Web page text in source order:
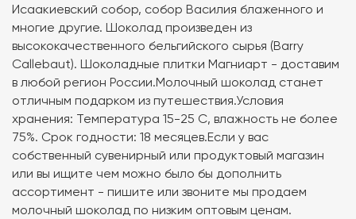
Исаакиевский собор, собор Василия блаженного и
многие другие. Шоколад произведен из
высококачественного бельгийского сырья (Barry
Callebaut). Шоколадные плитки Магниарт - доставим
в любой регион России.Молочный шоколад станет
отличным подарком из путешествия.Условия
хранения: Температура 15-25 C, влажность не более
75%. Срок годности: 18 месяцев.Если у вас
собственный сувенирный или продуктовый магазин
или вы ищите чем можно было бы дополнить
ассортимент - пишите или звоните мы продаем
молочный шоколад по низким оптовым ценам.